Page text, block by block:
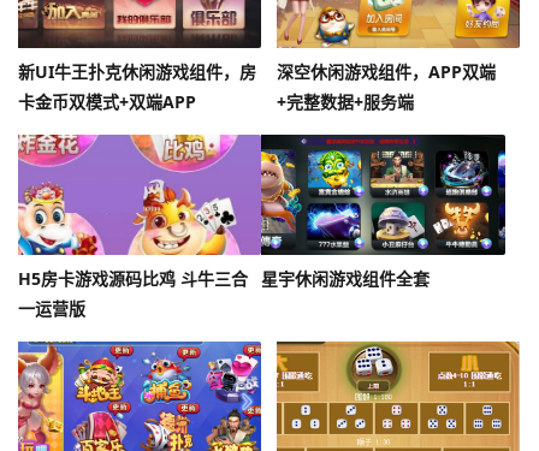
新UI牛王扑克休闲游戏组件，房
卡金币双模式+双端APP
深空休闲游戏组件，APP双端
+完整数据+服务端
H5房卡游戏源码比鸡 斗牛三合
一运营版
星宇休闲游戏组件全套